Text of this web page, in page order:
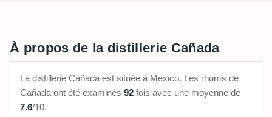
À propos de la distillerie Cañada
La distillerie Cañada est située à Mexico. Les rhums de
Cañada ont été examinés 92 fois avec une moyenne de
7.6/10.